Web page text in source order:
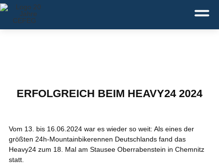
Deutsch
ERFOLGREICH BEIM HEAVY24 2024
Vom 13. bis 16.06.2024 war es wieder so weit: Als eines der
größten 24h-Mountainbikerennen Deutschlands fand das
Heavy24 zum 18. Mal am Stausee Oberrabenstein in Chemnitz
statt.